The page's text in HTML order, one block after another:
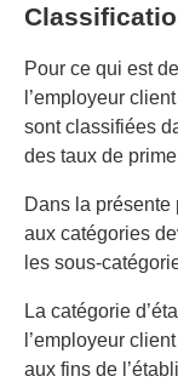
Pour ce qui est
l’employeur
sont classifiées
des taux de
Dans la
aux catégories
les sous-
La catégorie
l’employeur
aux fins de